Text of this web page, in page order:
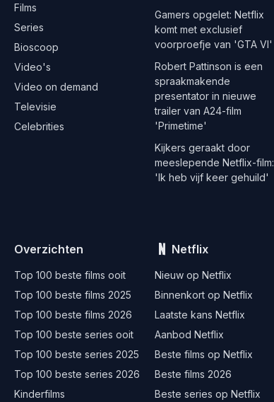
Films
Series
Bioscoop
Video's
Video on demand
Televisie
Celebrities
Gamers opgelet: Netflix
komt met exclusief
voorproefje van 'GTA VI'
Robert Pattinson is een
spraakmakende
presentator in nieuwe
trailer van A24-film
'Primetime'
Kijkers geraakt door
meeslepende Netflix-film:
'Ik heb vijf keer gehuild'
Overzichten
Top 100 beste films ooit
Top 100 beste films 2025
Top 100 beste films 2026
Top 100 beste series ooit
Top 100 beste series 2025
Top 100 beste series 2026
Kinderfilms
Netflix
Nieuw op Netflix
Binnenkort op Netflix
Laatste kans Netflix
Aanbod Netflix
Beste films op Netflix
Beste films 2026
Beste series op Netflix